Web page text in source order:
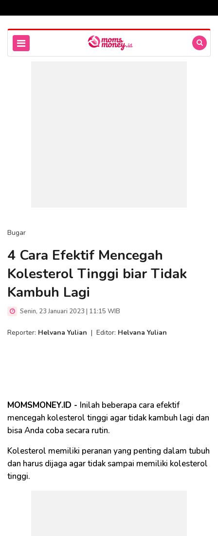
Bugar
4 Cara Efektif Mencegah
Kolesterol Tinggi biar Tidak
Kambuh Lagi
Senin, 23 Januari 2023 | 11:15 WIB
Reporter: Helvana Yulian | Editor: Helvana Yulian
MOMSMONEY.ID - Inilah beberapa cara efektif
mencegah kolesterol tinggi agar tidak kambuh lagi dan
bisa Anda coba secara rutin.
Kolesterol memiliki peranan yang penting dalam tubuh
dan harus dijaga agar tidak sampai memiliki kolesterol
tinggi.